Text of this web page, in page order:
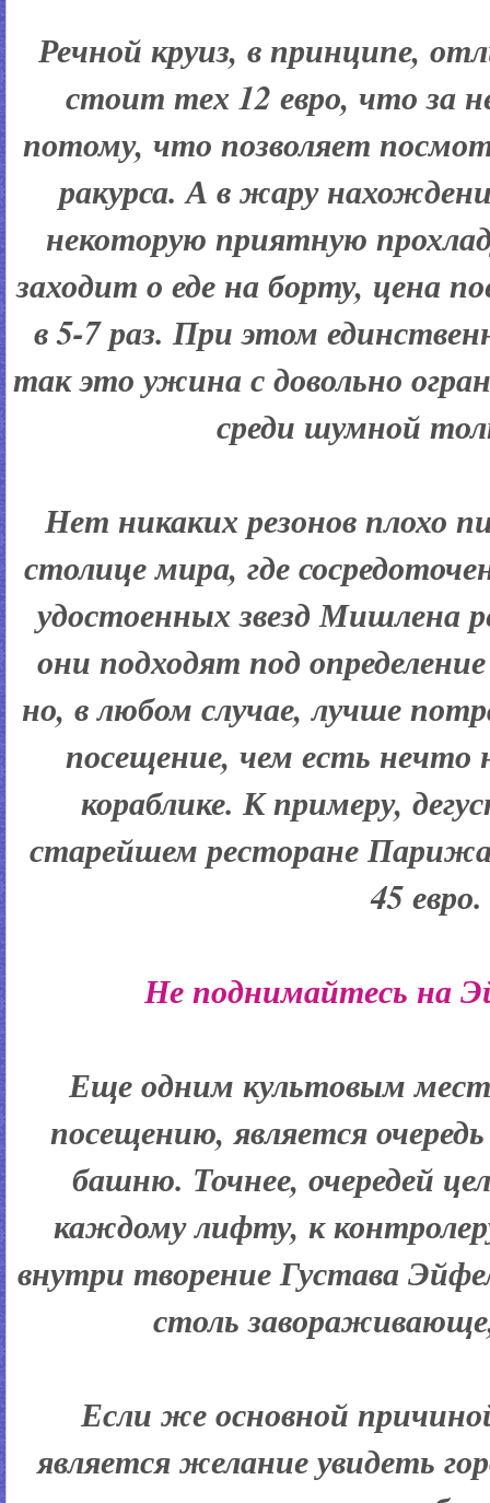
Речной круиз, в принципе,
стоит тех 12 евро, что за
потому, что позволяет
ракурса. А в жару
некоторую приятную
заходит о еде на борту, цена
в 5-7 раз. При этом
так это ужина с довольно
среди шумной
Нет никаких резонов плохо
столице мира, где
удостоенных звезд Мишлена
они подходят под
но, в любом случае, лучше
посещение, чем есть нечто
кораблике. К примеру,
старейшем ресторане
45 евро.
Не поднимайтесь на
Еще одним культовым
посещению, является
башню. Точнее, очередей
каждому лифту, к
внутри творение Густава
столь
Если же основной
является желание увидеть